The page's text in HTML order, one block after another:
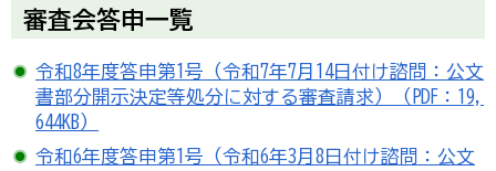
審査会答申一覧
令和8年度答申第1号（令和7年7月14日付け諮問：公文
書部分開示決定等処分に対する審査請求）（PDF：19,
644KB）
令和6年度答申第1号（令和6年3月8日付け諮問：公文